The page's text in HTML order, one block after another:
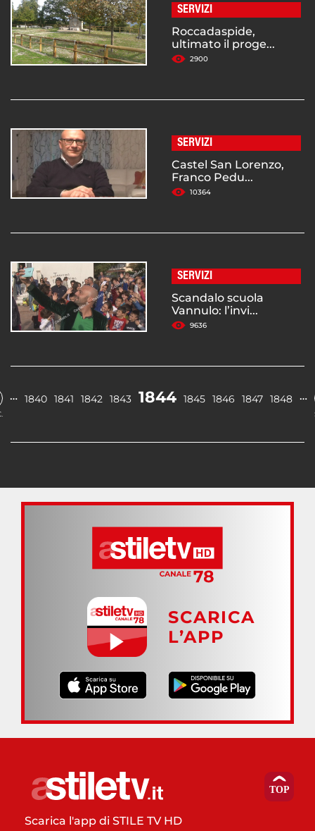
SERVIZI
Roccadaspide,
ultimato il proge...
2900
SERVIZI
Castel San Lorenzo,
Franco Pedu...
10364
SERVIZI
Scandalo scuola
Vannulo: l’invi...
9636
… 1840 1841 1842 1843 1844 1845 1846 1847 1848 …
SCARICA
L’APP
Scarica l'app di STILE TV HD